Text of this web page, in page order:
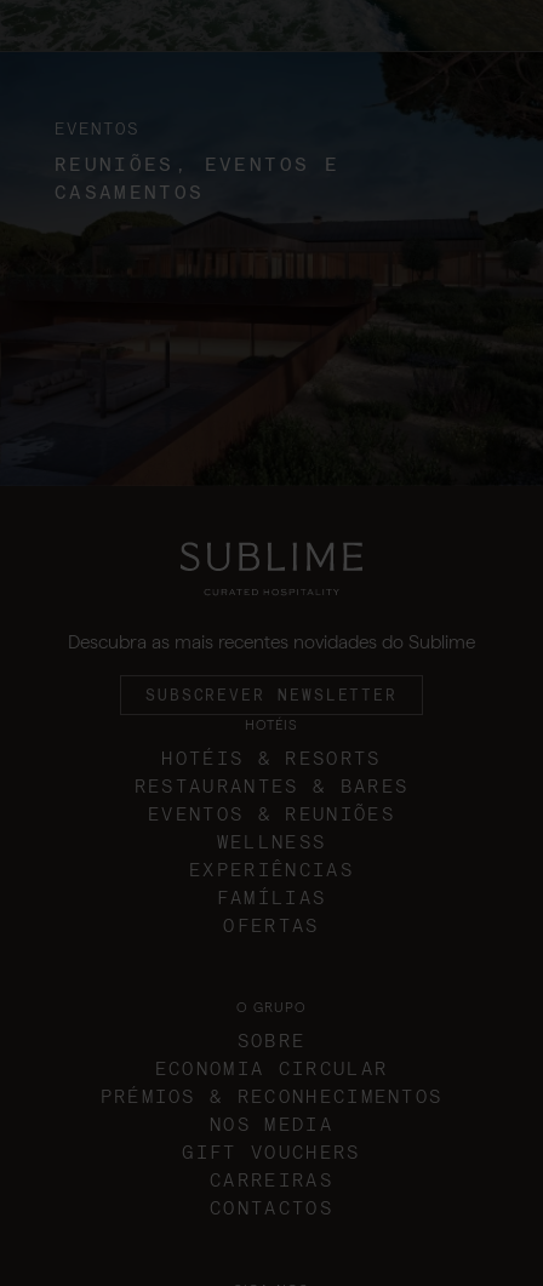
EVENTOS
REUNIÕES, EVENTOS E
CASAMENTOS
Descubra as mais recentes novidades do Sublime
SUBSCREVER NEWSLETTER
HOTÉIS
HOTÉIS & RESORTS
RESTAURANTES & BARES
EVENTOS & REUNIÕES
WELLNESS
EXPERIÊNCIAS
FAMÍLIAS
OFERTAS
O GRUPO
SOBRE
ECONOMIA CIRCULAR
PRÉMIOS & RECONHECIMENTOS
NOS MEDIA
GIFT VOUCHERS
CARREIRAS
CONTACTOS